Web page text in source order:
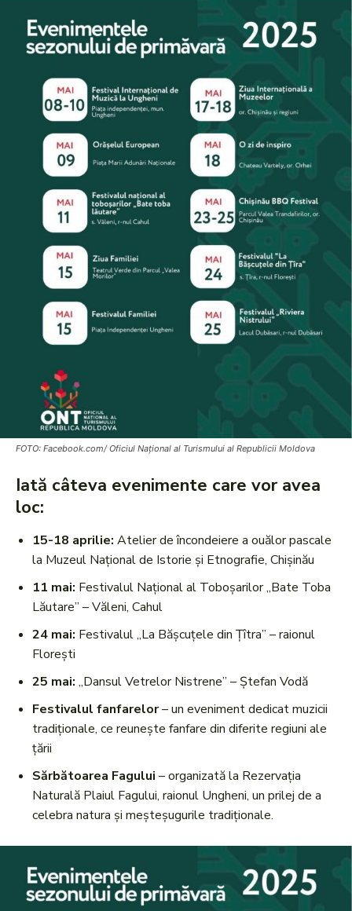
FOTO: Facebook.com/ Oficiul Național al Turismului al Republicii Moldova
Iată câteva evenimente care vor avea
loc:
15-18 aprilie: Atelier de încondeiere a ouălor pascale
la Muzeul Național de Istorie și Etnografie, Chișinău
11 mai: Festivalul Național al Toboșarilor „Bate Toba
Lăutare” – Văleni, Cahul
24 mai: Festivalul „La Bășcuțele din Țîtra” – raionul
Florești
25 mai: „Dansul Vetrelor Nistrene” – Ștefan Vodă
Festivalul fanfarelor– un eveniment dedicat muzicii
tradiționale, ce reunește fanfare din diferite regiuni ale
țării
Sărbătoarea Fagului – organizată la Rezervația
Naturală Plaiul Fagului, raionul Ungheni, un prilej de a
celebra natura și meșteșugurile tradiționale.